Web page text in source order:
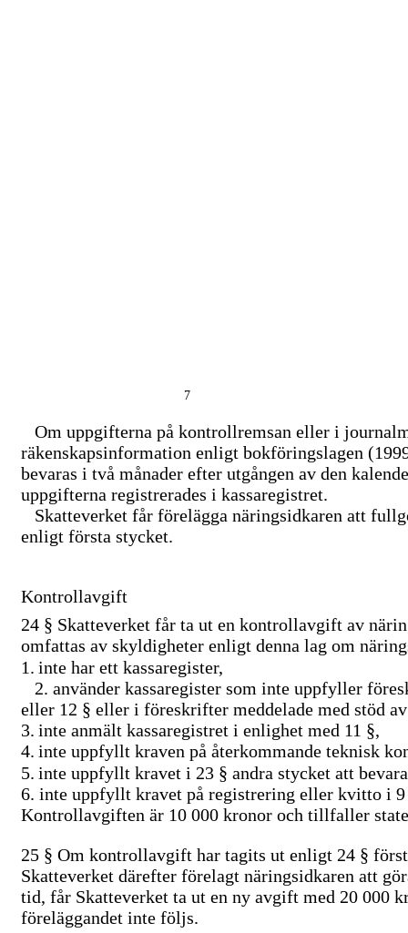
7
Om uppgifterna på kontrollremsan eller i
räkenskapsinformation enligt bokföringslagen
bevaras i två månader efter utgången av den
uppgifterna registrerades i kassaregistret.
Skatteverket får förelägga näringsidkaren att
enligt första stycket.
Kontrollavgift
24 § Skatteverket får ta ut en kontrollavgift av
omfattas av skyldigheter enligt denna lag om
1. inte har ett kassaregister,
2. använder kassaregister som inte uppfyller
eller 12 § eller i föreskrifter meddelade med stöd
3. inte anmält kassaregistret i enlighet med 11 §,
4. inte uppfyllt kraven på återkommande teknisk
5. inte uppfyllt kravet i 23 § andra stycket att
6. inte uppfyllt kravet på registrering eller kvitto i 9
Kontrollavgiften är 10 000 kronor och tillfaller
25 § Om kontrollavgift har tagits ut enligt 24 §
Skatteverket därefter förelagt näringsidkaren att
tid, får Skatteverket ta ut en ny avgift med 20 000
föreläggandet inte följs.